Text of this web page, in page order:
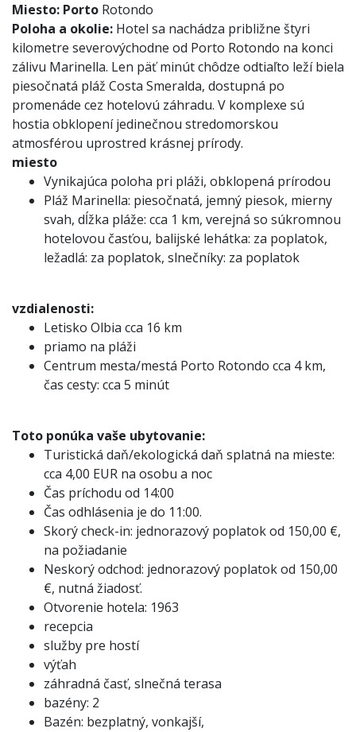
Miesto: Porto Rotondo
Poloha a okolie: Hotel sa nachádza približne štyri
kilometre severovýchodne od Porto Rotondo na konci
zálivu Marinella. Len päť minút chôdze odtiaľto leží biela
piesočnatá pláž Costa Smeralda, dostupná po
promenáde cez hotelovú záhradu. V komplexe sú
hostia obklopení jedinečnou stredomorskou
atmosférou uprostred krásnej prírody.
miesto
Vynikajúca poloha pri pláži, obklopená prírodou
Pláž Marinella: piesočnatá, jemný piesok, mierny
svah, dĺžka pláže: cca 1 km, verejná so súkromnou
hotelovou časťou, balijské lehátka: za poplatok,
ležadlá: za poplatok, slnečníky: za poplatok
vzdialenosti:
Letisko Olbia cca 16 km
priamo na pláži
Centrum mesta/mestá Porto Rotondo cca 4 km,
čas cesty: cca 5 minút
Toto ponúka vaše ubytovanie:
Turistická daň/ekologická daň splatná na mieste:
cca 4,00 EUR na osobu a noc
Čas príchodu od 14:00
Čas odhlásenia je do 11:00.
Skorý check-in: jednorazový poplatok od 150,00 €,
na požiadanie
Neskorý odchod: jednorazový poplatok od 150,00
€, nutná žiadosť.
Otvorenie hotela: 1963
recepcia
služby pre hostí
výťah
záhradná časť, slnečná terasa
bazény: 2
Bazén: bezplatný, vonkajší,